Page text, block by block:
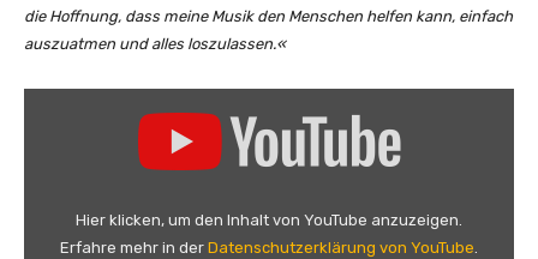
die Hoffnung, dass meine Musik den Menschen helfen kann, einfach
auszuatmen und alles loszulassen.«
Hier klicken, um den Inhalt von YouTube anzuzeigen.
Erfahre mehr in der Datenschutzerklärung von YouTube.